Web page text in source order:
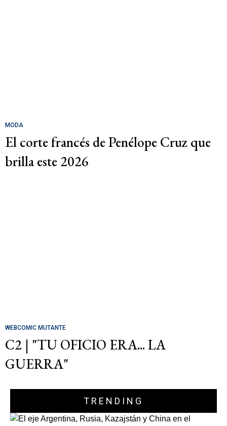
MODA
El corte francés de Penélope Cruz que
brilla este 2026
WEBCOMIC MUTANTE
C2 | "TU OFICIO ERA... LA
GUERRA"
TRENDING